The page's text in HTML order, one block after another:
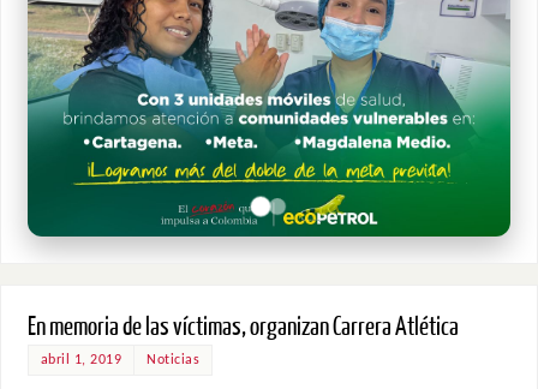
En memoria de las víctimas, organizan Carrera Atlética
abril 1, 2019 Noticias